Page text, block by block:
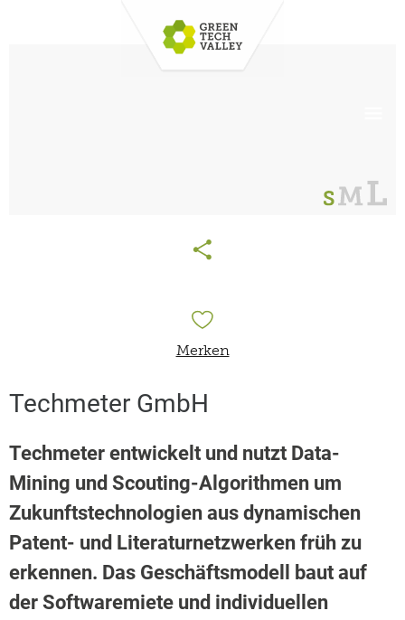
Merken
Techmeter GmbH
Techmeter entwickelt und nutzt Data-
Mining und Scouting-Algorithmen um
Zukunftstechnologien aus dynamischen
Patent- und Literaturnetzwerken früh zu
erkennen. Das Geschäftsmodell baut auf
der Softwaremiete und individuellen